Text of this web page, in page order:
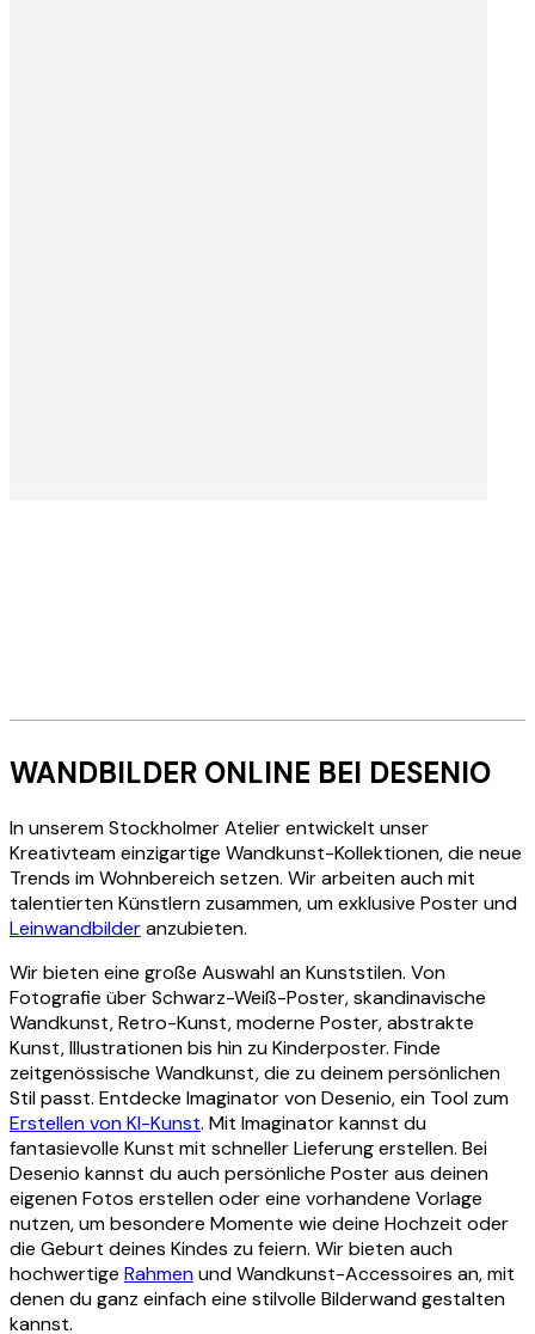
Stockholm Atelier
Unser Stockholm Atelier ist der Ort, an dem unsere
leidenschaftlichen Künstler, Fotografen und Designer
die einzigartigen Kunstwerke für Desenio erschaffen.
WEITERLESEN
WANDBILDER ONLINE BEI DESENIO
In unserem Stockholmer Atelier entwickelt unser
Kreativteam einzigartige Wandkunst-Kollektionen, die neue
Trends im Wohnbereich setzen. Wir arbeiten auch mit
talentierten Künstlern zusammen, um exklusive Poster und
Leinwandbilderanzubieten.
Wir bieten eine große Auswahl an Kunststilen. Von
Fotografie über Schwarz-Weiß-Poster, skandinavische
Wandkunst, Retro-Kunst, moderne Poster, abstrakte
Kunst, Illustrationen bis hin zu Kinderposter. Finde
zeitgenössische Wandkunst, die zu deinem persönlichen
Stil passt. Entdecke Imaginator von Desenio, ein Tool zum
Erstellen von KI-Kunst. Mit Imaginator kannst du
fantasievolle Kunst mit schneller Lieferung erstellen. Bei
Desenio kannst du auch persönliche Poster aus deinen
eigenen Fotos erstellen oder eine vorhandene Vorlage
nutzen, um besondere Momente wie deine Hochzeit oder
die Geburt deines Kindes zu feiern. Wir bieten auch
hochwertige Rahmenund Wandkunst-Accessoires an, mit
denen du ganz einfach eine stilvolle Bilderwand gestalten
kannst.